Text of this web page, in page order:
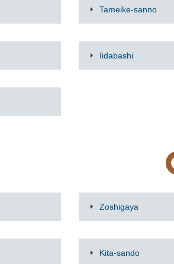
Tameike-sanno
Iidabashi
Zoshigaya
Kita-sando